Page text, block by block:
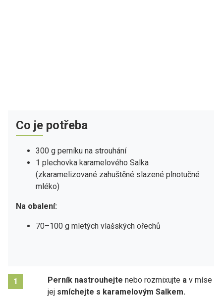
Co je potřeba
300 g perníku na strouhání
1 plechovka karamelového Salka
(zkaramelizované zahuštěné slazené plnotučné
mléko)
Na obalení:
70–100 g mletých vlašských ořechů
1 Perník nastrouhejte nebo rozmixujte a v míse
jej smíchejte s karamelovým Salkem.